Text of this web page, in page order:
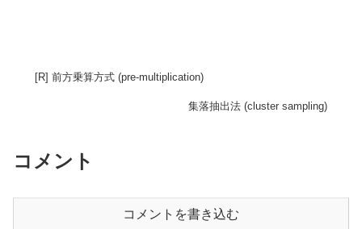
[R] 前方乗算方式 (pre-multiplication)
集落抽出法 (cluster sampling)
コメント
コメントを書き込む